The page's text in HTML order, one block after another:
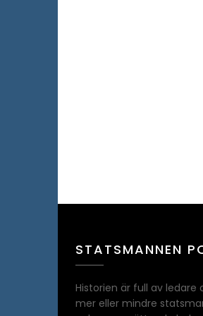
STATSMANNEN
Historien är full av ledare
mer eller mindre